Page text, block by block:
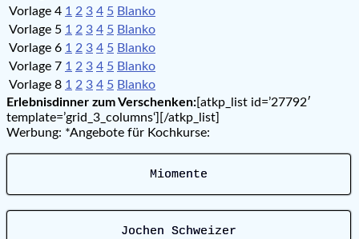
Vorlage 4 1 2 3 4 5 Blanko
Vorlage 5 1 2 3 4 5 Blanko
Vorlage 6 1 2 3 4 5 Blanko
Vorlage 7 1 2 3 4 5 Blanko
Vorlage 8 1 2 3 4 5 Blanko
Erlebnisdinner zum Verschenken:[atkp_list id=’27792′
template=’grid_3_columns‘][/atkp_list]
Werbung: *Angebote für Kochkurse:
Miomente
Jochen Schweizer